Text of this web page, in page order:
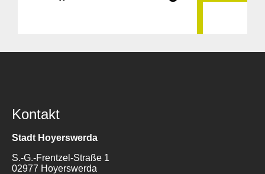
Kontakt
Stadt Hoyerswerda
S.-G.-Frentzel-Straße 1
02977 Hoyerswerda